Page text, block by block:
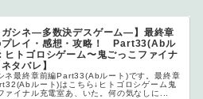
ガシネ―多数決デスゲーム―】最終章
プレイ・感想・攻略！ Part33(Abル
ヒトゴロシゲーム〜鬼ごっこファイナ
タバレ】
ネ最終章前編Part33(Abルート)です。最終章
ルート)はこちら↓ヒトゴロシゲーム鬼
ァイナル充電室あ、いた。何の気なしに...